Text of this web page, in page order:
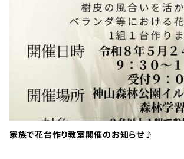
家族で花台作り教室開催のお知らせ♪